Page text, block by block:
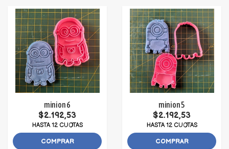
minion 6
$2.192,53
HASTA 12 CUOTAS
COMPRAR
minion 5
$2.192,53
HASTA 12 CUOTAS
COMPRAR